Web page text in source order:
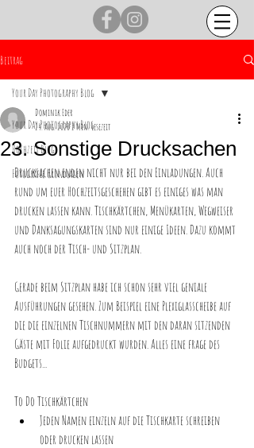
Beitrag
Your Day Photography Blog
Hochzeit Blog
Fotografie Grundlagen
Your Day Photography Blog
23. Sonstige Drucksachen
Dominik Eder
24. Aug. 20202 Min. Lesezeit
Drucksachen enden nicht nur bei den Einladungen. Auch
rund um euer Hochzeitsgeschehen gibt es einiges was man
drucken lassen kann. Tischkärtchen, Menükarten, Wegweiser
und Danksagungskarten sind nur einige Ideen. Dazu kommt
auch noch der Tisch- und Sitzplan.
Gerade beim Sitzplan habe ich schon sehr viel geniale
Ausführungen gesehen. Zum Beispiel eine Plexiglasscheibe auf
die die einzelnen Tischnummern mit den daran sitzenden
Gäste mit Folie aufgedruckt wurden. Alles eine frage des
Budgets...
To Do Tischkärtchen
Jeden Namen einzeln auf die Tischkarte schreiben
oder drucken lassen